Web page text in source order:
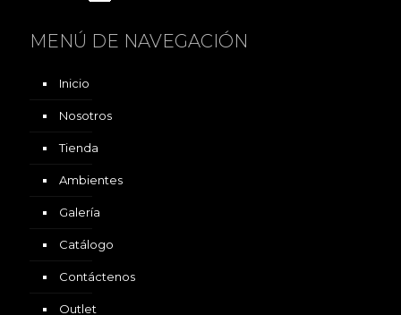
MENÚ DE NAVEGACIÓN
Inicio
Nosotros
Tienda
Ambientes
Galería
Catálogo
Contáctenos
Outlet